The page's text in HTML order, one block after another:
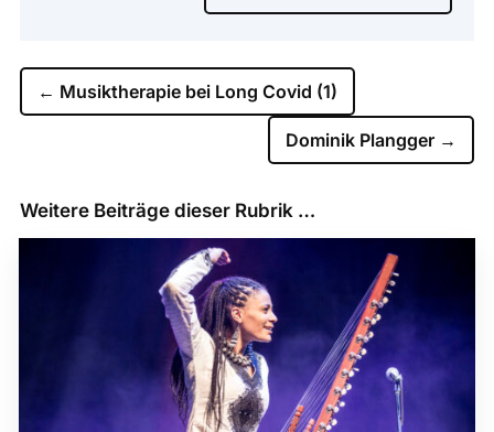
← Musiktherapie bei Long Covid (1)
Dominik Plangger →
Weitere Beiträge dieser Rubrik …